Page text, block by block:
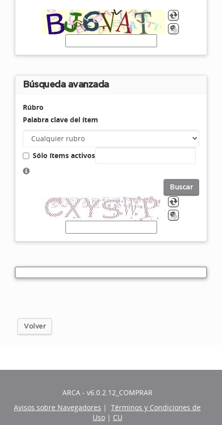
Búsqueda avanzada
Rúbro
Palabra clave del ítem
Sólo ítems activos
Buscar
Volver
ARCA - v6.0.2.12_COMPRAR
Avisos sobre Navegadores | Términos y Condiciones de
Uso | CU